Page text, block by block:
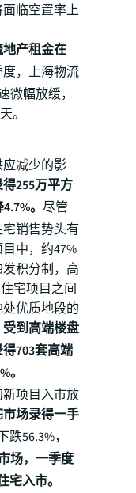
临空置率上
产租金在
，上海物流
微幅放缓，
。
减少的影
255万平方
。 尽管
销售势头有
中，约47%
积分制，高
宅项目之间
优质地段的
受到高端楼盘
703套高端
。
项目入市放
场录得一手
跌56.3%，
场，一季度
宅入市。